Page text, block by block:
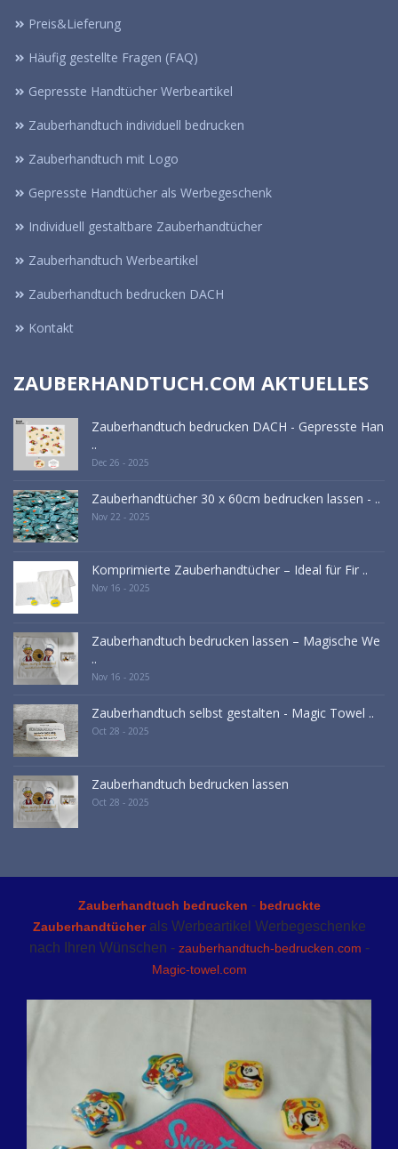
Preis&Lieferung
Häufig gestellte Fragen (FAQ)
Gepresste Handtücher Werbeartikel
Zauberhandtuch individuell bedrucken
Zauberhandtuch mit Logo
Gepresste Handtücher als Werbegeschenk
Individuell gestaltbare Zauberhandtücher
Zauberhandtuch Werbeartikel
Zauberhandtuch bedrucken DACH
Kontakt
ZAUBERHANDTUCH.COM AKTUELLES
Zauberhandtuch bedrucken DACH - Gepresste Han
..
Dec 26 - 2025
Zauberhandtücher 30 x 60cm bedrucken lassen - ..
Nov 22 - 2025
Komprimierte Zauberhandtücher – Ideal für Fir ..
Nov 16 - 2025
Zauberhandtuch bedrucken lassen – Magische We
..
Nov 16 - 2025
Zauberhandtuch selbst gestalten - Magic Towel ..
Oct 28 - 2025
Zauberhandtuch bedrucken lassen
Oct 28 - 2025
Zauberhandtuch bedrucken - bedruckte
Zauberhandtücherals Werbeartikel Werbegeschenke
nach Ihren Wünschen - zauberhandtuch-bedrucken.com -
Magic-towel.com